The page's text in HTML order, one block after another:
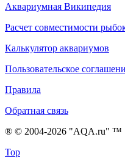
Аквариумная Википедия
Расчет совместимости
Калькулятор аквариумов
Пользовательское
Правила
Обратная связь
® © 2004-2026 "AQA.ru" ™
Top